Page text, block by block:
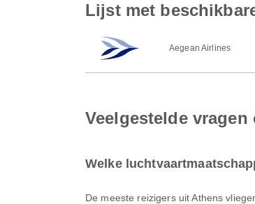
Lijst met
Aegean Airlines
Veelgestelde
Welke
De meeste reizigers uit Athens